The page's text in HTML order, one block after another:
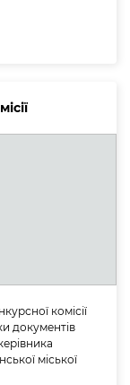
комісії
документів
міської